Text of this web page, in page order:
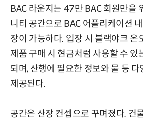
BAC 라운지는 47만 BAC 회원만을
니티 공간으로 BAC 어플리케이션
장이 가능하다. 입장 시 블랙야크 온
제품 구매 시 현금처럼 사용할 수 있
되며, 산행에 필요한 정보와 물 등
제공된다.
공간은 산장 컨셉으로 꾸며졌다. 건